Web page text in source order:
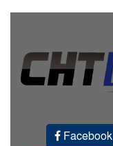
Facebook